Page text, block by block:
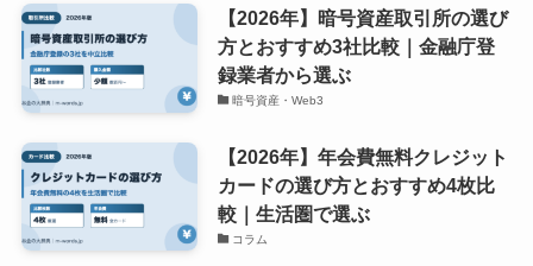
【2026年】暗号資産取引所の選び
方とおすすめ3社比較｜金融庁登
録業者から選ぶ
暗号資産・Web3
【2026年】年会費無料クレジット
カードの選び方とおすすめ4枚比
較｜生活圏で選ぶ
コラム